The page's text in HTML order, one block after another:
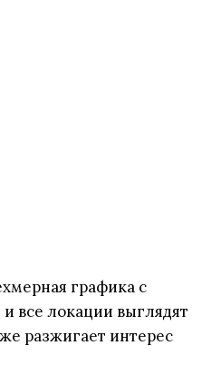
графика с
все локации выглядят
разжигает интерес